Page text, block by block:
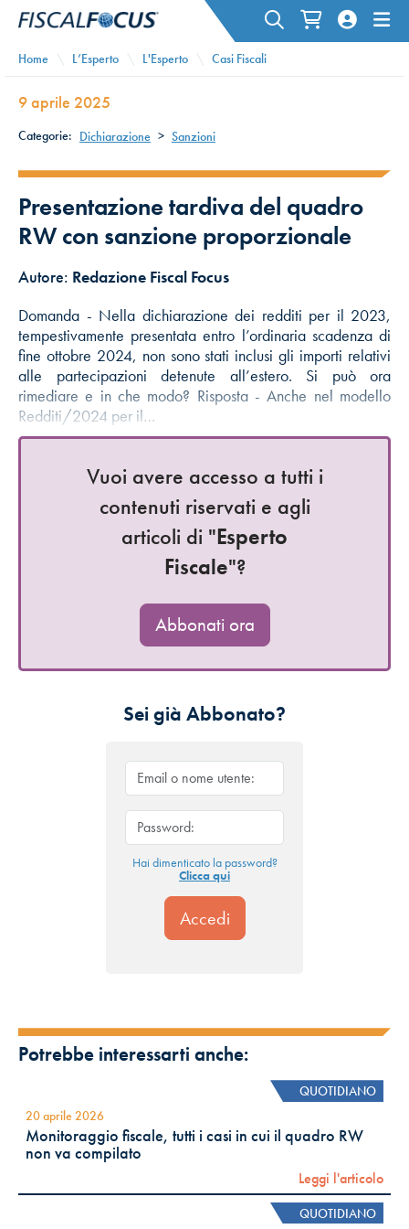
Home L’Esperto L'Esperto Casi Fiscali
9 aprile 2025
Categorie: Dichiarazione > Sanzioni
Presentazione tardiva del quadro
RW con sanzione proporzionale
Autore: Redazione Fiscal Focus
Domanda - Nella dichiarazione dei redditi per il 2023,
tempestivamente presentata entro l’ordinaria scadenza di
fine ottobre 2024, non sono stati inclusi gli importi relativi
alle partecipazioni detenute all’estero. Si può ora
rimediare e in che modo? Risposta - Anche nel modello
Redditi/2024 per il…
Vuoi avere accesso a tutti i
contenuti riservati e agli
articoli di "Esperto
Fiscale"?
Abbonati ora
Sei già Abbonato?
Hai dimenticato la password?
Clicca qui
Potrebbe interessarti anche:
QUOTIDIANO
20 aprile 2026
Monitoraggio fiscale, tutti i casi in cui il quadro RW
non va compilato
Leggi l'articolo
QUOTIDIANO